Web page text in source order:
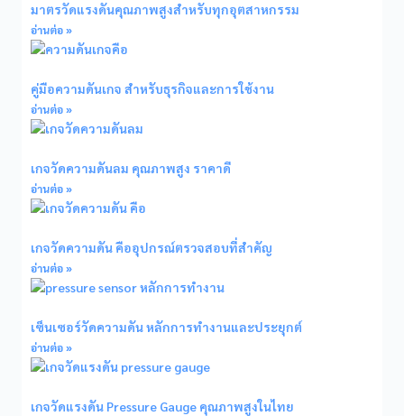
มาตรวัดแรงดันคุณภาพสูงสำหรับทุกอุตสาหกรรม
อ่านต่อ »
คู่มือความดันเกจ สำหรับธุรกิจและการใช้งาน
อ่านต่อ »
เกจวัดความดันลม คุณภาพสูง ราคาดี
อ่านต่อ »
เกจวัดความดัน คืออุปกรณ์ตรวจสอบที่สำคัญ
อ่านต่อ »
เซ็นเซอร์วัดความดัน หลักการทำงานและประยุกต์
อ่านต่อ »
เกจวัดแรงดัน Pressure Gauge คุณภาพสูงในไทย